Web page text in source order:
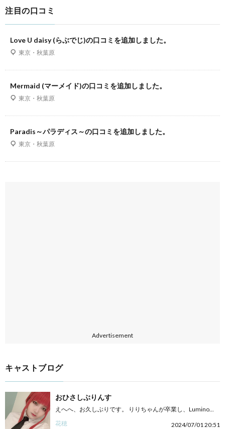
注目の口コミ
Love U daisy (らぶでじ)の口コミを追加しました。
東京・秋葉原
Mermaid (マーメイド)の口コミを追加しました。
東京・秋葉原
Paradis～パラディス～の口コミを追加しました。
東京・秋葉原
Advertisement
キャストブログ
おひさしぶりんす
えへへ、お久しぶりです。 りりちゃんが卒業し、Lumino...
花穂
2024/07/01 20:51